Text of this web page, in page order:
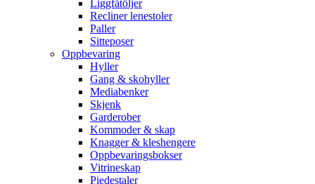
Liggfåtöljer
Recliner lenestoler
Paller
Sitteposer
Oppbevaring
Hyller
Gang & skohyller
Mediabenker
Skjenk
Garderober
Kommoder & skap
Knagger & kleshengere
Oppbevaringsbokser
Vitrineskap
Piedestaler